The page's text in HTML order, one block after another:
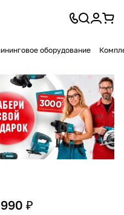
оборудование
990 ₽